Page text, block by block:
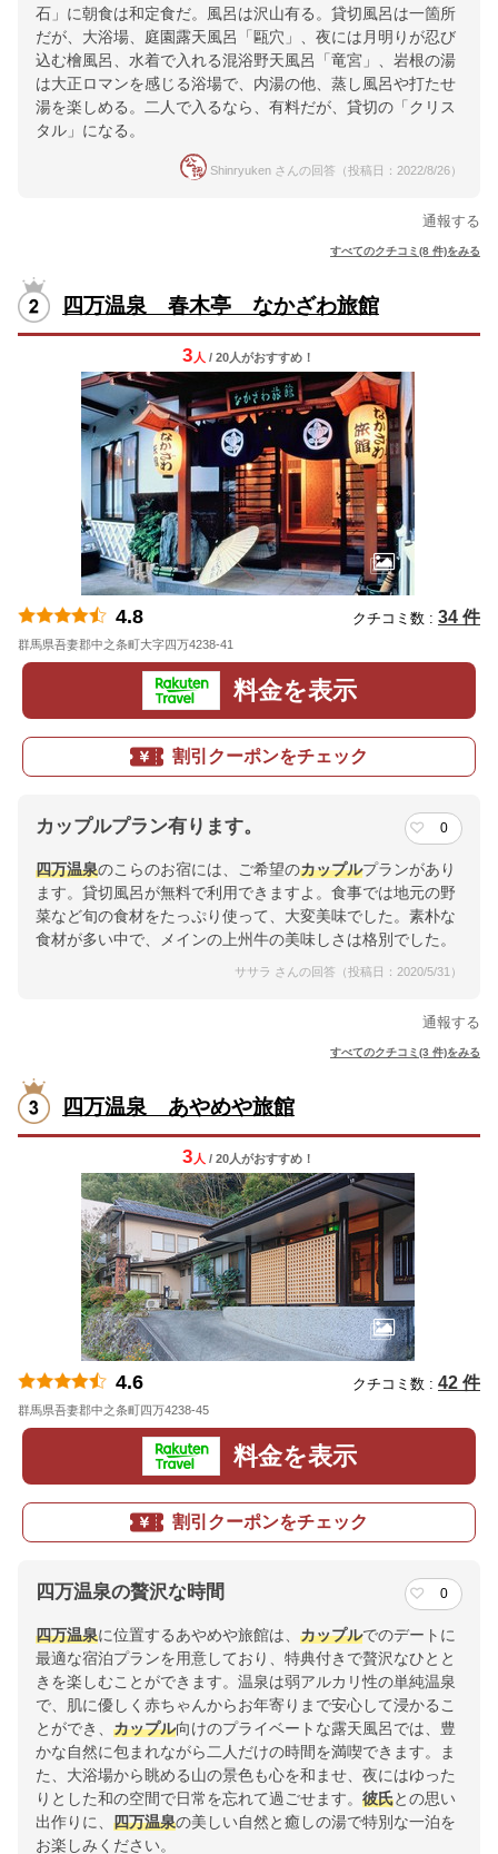
石」に朝食は和定食だ。風呂は沢山有る。貸切風呂は一箇所
だが、大浴場、庭園露天風呂「甌穴」、夜には月明りが忍び
込む檜風呂、水着で入れる混浴野天風呂「竜宮」、岩根の湯
は大正ロマンを感じる浴場で、内湯の他、蒸し風呂や打たせ
湯を楽しめる。二人で入るなら、有料だが、貸切の「クリス
タル」になる。
Shinryuken さんの回答（投稿日：2022/8/26）
通報する
すべてのクチコミ(8 件)をみる
四万温泉 春木亭 なかざわ旅館
3 人 / 20人がおすすめ！
4.8 クチコミ数 : 34 件
群馬県吾妻郡中之条町大字四万4238-41
料金を表示
割引クーポンをチェック
カップルプラン有ります。 0
四万温泉のこらのお宿には、ご希望のカップルプランがあり
ます。貸切風呂が無料で利用できますよ。食事では地元の野
菜など旬の食材をたっぷり使って、大変美味でした。素朴な
食材が多い中で、メインの上州牛の美味しさは格別でした。
ササラ さんの回答（投稿日：2020/5/31）
通報する
すべてのクチコミ(3 件)をみる
四万温泉 あやめや旅館
3 人 / 20人がおすすめ！
4.6 クチコミ数 : 42 件
群馬県吾妻郡中之条町四万4238-45
料金を表示
割引クーポンをチェック
四万温泉の贅沢な時間 0
四万温泉に位置するあやめや旅館は、 カップルでのデートに
最適な宿泊プランを用意しており、特典付きで贅沢なひとと
きを楽しむことができます。温泉は弱アルカリ性の単純温泉
で、肌に優しく赤ちゃんからお年寄りまで安心して浸かるこ
とができ、 カップル向けのプライベートな露天風呂では、豊
かな自然に包まれながら二人だけの時間を満喫できます。ま
た、大浴場から眺める山の景色も心を和ませ、夜にはゆった
りとした和の空間で日常を忘れて過ごせます。 彼氏との思い
出作りに、 四万温泉の美しい自然と癒しの湯で特別な一泊を
お楽しみください。